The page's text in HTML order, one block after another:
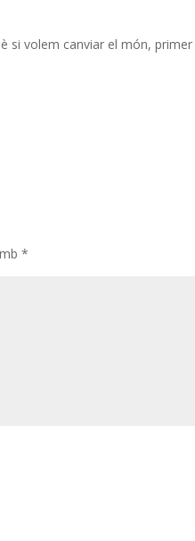
volem canviar el món, primer
*